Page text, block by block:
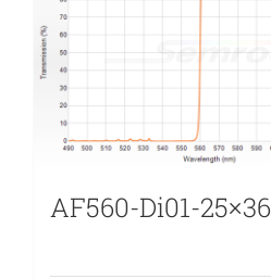
AF560-Di01-25×36